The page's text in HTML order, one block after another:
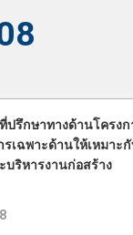
ปรึกษาทางด้านโครง
เฉพาะด้านให้เหมาะ
บริหารงานก่อสร้าง